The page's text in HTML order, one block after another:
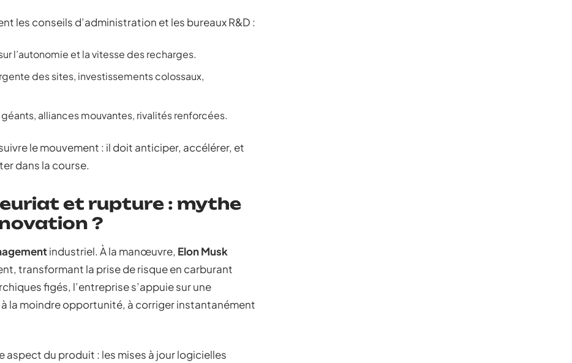
les conseils d’administration et les bureaux R&D :
l’autonomie et la vitesse des recharges.
des sites, investissements colossaux,
géants, alliances mouvantes, rivalités renforcées.
le mouvement : il doit anticiper, accélérer, et
dans la course.
et rupture : mythe
?
industriel. À la manœuvre, Elon Musk
transformant la prise de risque en carburant
figés, l’entreprise s’appuie sur une
la moindre opportunité, à corriger instantanément
aspect du produit : les mises à jour logicielles